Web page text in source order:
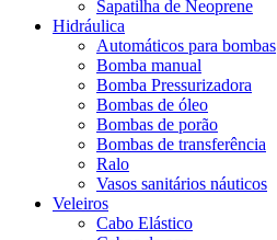
Sapatilha de Neoprene
Hidráulica
Automáticos para bombas
Bomba manual
Bomba Pressurizadora
Bombas de óleo
Bombas de porão
Bombas de transferência
Ralo
Vasos sanitários náuticos
Veleiros
Cabo Elástico